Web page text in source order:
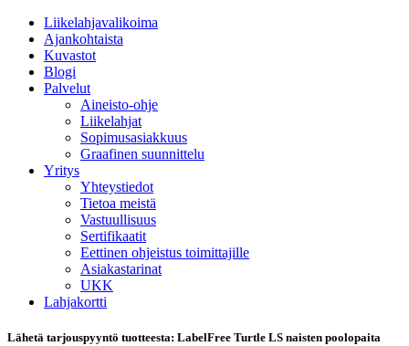
Liikelahjavalikoima
Ajankohtaista
Kuvastot
Blogi
Palvelut
Aineisto-ohje
Liikelahjat
Sopimusasiakkuus
Graafinen suunnittelu
Yritys
Yhteystiedot
Tietoa meistä
Vastuullisuus
Sertifikaatit
Eettinen ohjeistus toimittajille
Asiakastarinat
UKK
Lahjakortti
Lähetä tarjouspyyntö tuotteesta: LabelFree Turtle LS naisten poolopaita